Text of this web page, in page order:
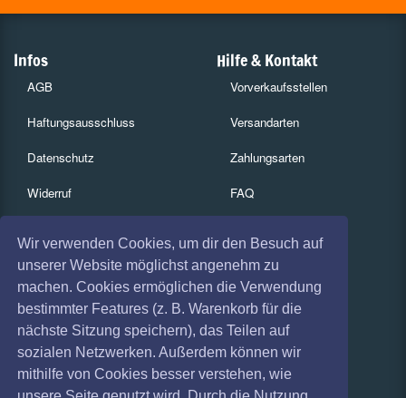
Wir verwenden Cookies, um dir den Besuch auf
unserer Website möglichst angenehm zu
machen. Cookies ermöglichen die Verwendung
bestimmter Features (z. B. Warenkorb für die
nächste Sitzung speichern), das Teilen auf
sozialen Netzwerken. Außerdem können wir
mithilfe von Cookies besser verstehen, wie
Infos
AGB
Haftungsausschluss
Datenschutz
Widerruf
Absagen
Hilfe & Kontakt
Vorverkaufsstellen
Versandarten
Zahlungsarten
FAQ
Services
Gutscheine
Geschäftskunden
Kartenrückgabe
Besucherregistrierung